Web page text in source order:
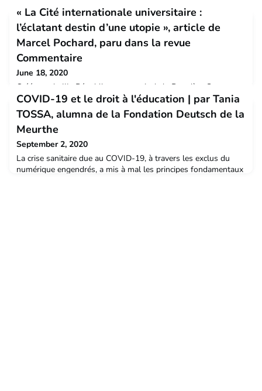
« La Cité internationale universitaire :
l’éclatant destin d’une utopie », article de
Marcel Pochard, paru dans la revue
Commentaire
June 18, 2020
Créée par la IIIe République au sortir de la Première Guerre
mondiale dans l’objet d’accueillir, sous l’égide de l’Université de
Paris, des étudiants venus du monde entier et de contribuer
ainsi au rapprochement entre les peuples, la Cité internationale
universitaire de Paris aborde son centenaire en pleine vitalité.
Elle doit sa réussite à sa vocation universaliste, à sa nature
internationale, et
COVID-19 et le droit à l'éducation | par Tania
TOSSA, alumna de la Fondation Deutsch de la
Meurthe
September 2, 2020
La crise sanitaire due au COVID-19, à travers les exclus du
numérique engendrés, a mis à mal les principes fondamentaux